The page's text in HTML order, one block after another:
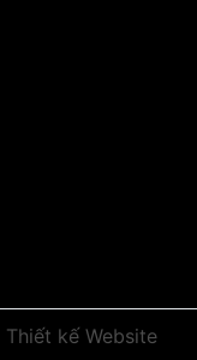
Thiết kế Website